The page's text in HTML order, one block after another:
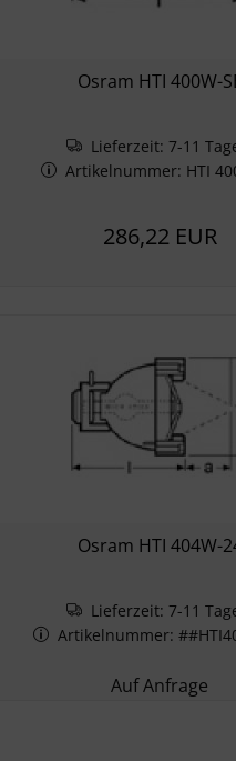
Osram HTI 400W-
Lieferzeit: 7-11
Artikelnummer: HTI
286,22 EUR
Osram HTI 404W-
Lieferzeit: 7-11
Artikelnummer:
Auf Anfrage